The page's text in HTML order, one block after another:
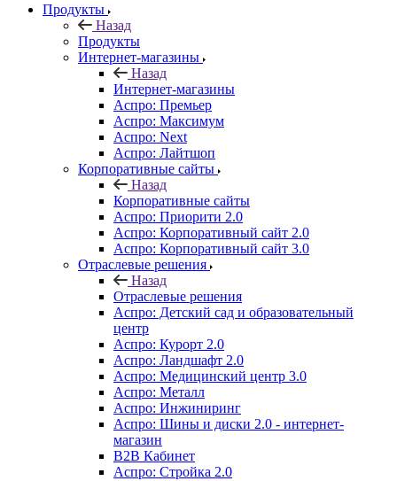
Продукты
Назад
Продукты
Интернет-магазины
Назад
Интернет-магазины
Аспро: Премьер
Аспро: Максимум
Аспро: Next
Аспро: Лайтшоп
Корпоративные сайты
Назад
Корпоративные сайты
Аспро: Приорити 2.0
Аспро: Корпоративный сайт 2.0
Аспро: Корпоративный сайт 3.0
Отраслевые решения
Назад
Отраслевые решения
Аспро: Детский сад и образовательный
центр
Аспро: Курорт 2.0
Аспро: Ландшафт 2.0
Аспро: Медицинский центр 3.0
Аспро: Металл
Аспро: Инжиниринг
Аспро: Шины и диски 2.0 - интернет-
магазин
B2B Кабинет
Аспро: Стройка 2.0